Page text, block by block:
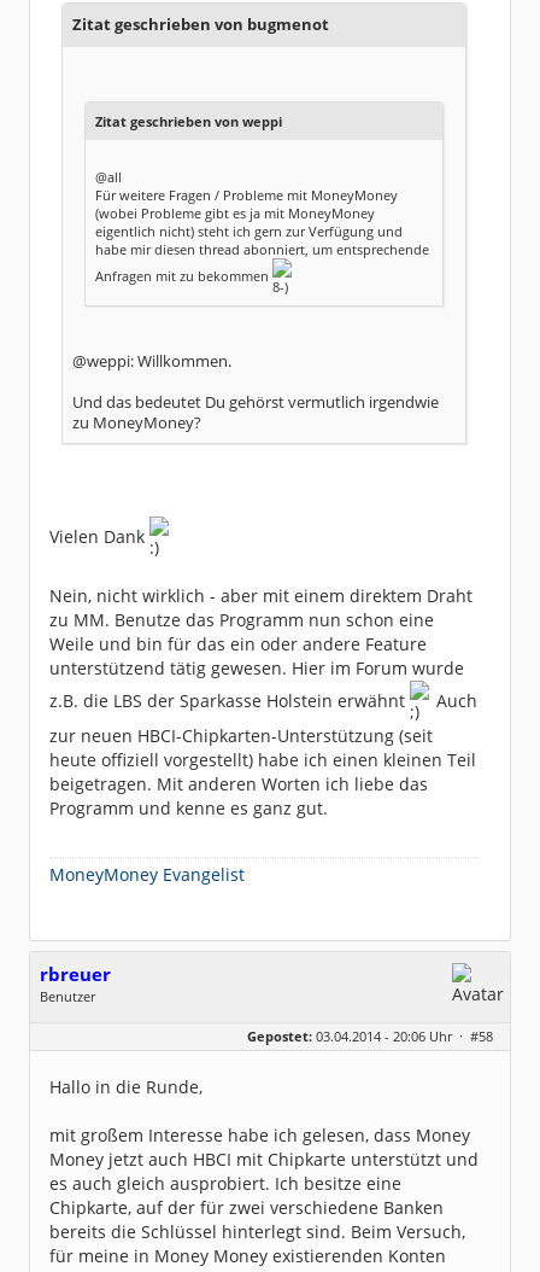
Zitat geschrieben von bugmenot
Zitat geschrieben von weppi
@all
Für weitere Fragen / Probleme mit MoneyMoney
(wobei Probleme gibt es ja mit MoneyMoney
eigentlich nicht) steht ich gern zur Verfügung und
habe mir diesen thread abonniert, um entsprechende
Anfragen mit zu bekommen
@weppi: Willkommen.
Und das bedeutet Du gehörst vermutlich irgendwie
zu MoneyMoney?
Vielen Dank
Nein, nicht wirklich - aber mit einem direktem Draht
zu MM. Benutze das Programm nun schon eine
Weile und bin für das ein oder andere Feature
unterstützend tätig gewesen. Hier im Forum wurde
z.B. die LBS der Sparkasse Holstein erwähnt
Auch
zur neuen HBCI-Chipkarten-Unterstützung (seit
heute offiziell vorgestellt) habe ich einen kleinen Teil
beigetragen. Mit anderen Worten ich liebe das
Programm und kenne es ganz gut.
MoneyMoney Evangelist
rbreuer
Benutzer
Dabei seit:
04 / 2014
Gepostet: 03.04.2014 - 20:06 Uhr · #58
Hallo in die Runde,
mit großem Interesse habe ich gelesen, dass Money
Money jetzt auch HBCI mit Chipkarte unterstützt und
es auch gleich ausprobiert. Ich besitze eine
Chipkarte, auf der für zwei verschiedene Banken
bereits die Schlüssel hinterlegt sind. Beim Versuch,
für meine in Money Money existierenden Konten